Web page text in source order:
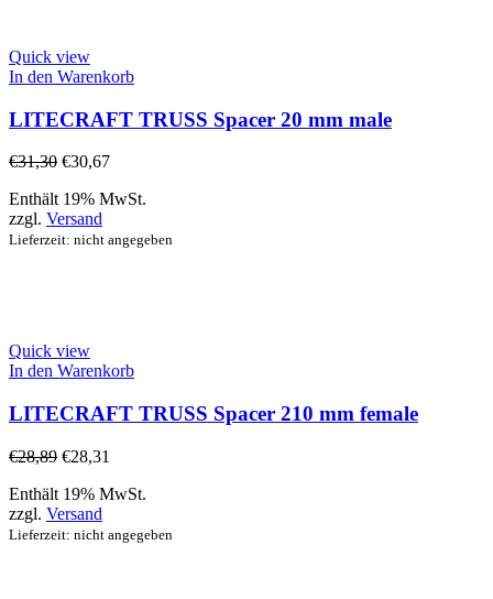
Quick view
In den Warenkorb
LITECRAFT TRUSS Spacer 20 mm male
€31,30 €30,67
Enthält 19% MwSt.
zzgl. Versand
Lieferzeit: nicht angegeben
Quick view
In den Warenkorb
LITECRAFT TRUSS Spacer 210 mm female
€28,89 €28,31
Enthält 19% MwSt.
zzgl. Versand
Lieferzeit: nicht angegeben